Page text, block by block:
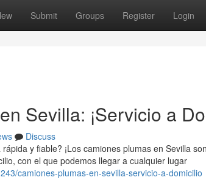
Submit Groups Register Login
Sevilla: ¡Servicio a
Discuss
y fiable? ¡Los camiones plumas en Sevilla
con el que podemos llegar a cualquier lugar
camiones-plumas-en-sevilla-servicio-a-domicilio